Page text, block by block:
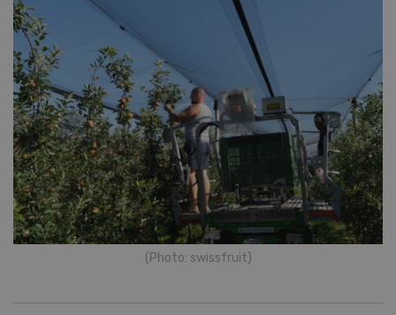
(Photo: swissfruit)